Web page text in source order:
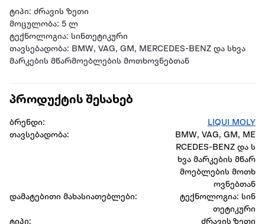
ტიპი: ძრავის ზეთი
მოცულობა: 5 ლ
ტექნოლოგია: სინთეტიკური
თავსებადობა: BMW, VAG, GM, MERCEDES-BENZ და სხვა
მარკების მწარმოებლების მოთხოვნებთან
პროდუქტის შესახებ
ბრენდი:
LIQUI MOLY
თავსებადობა:
BMW, VAG, GM, ME
RCEDES-BENZ და ს
ხვა მარკების მწარ
მოებლების მოთხ
ოვნებთან
დამატებითი მახასიათებლები:
ტექნოლოგია: სინ
თეტიკური
ტიპი:
ძრავის ზეთი